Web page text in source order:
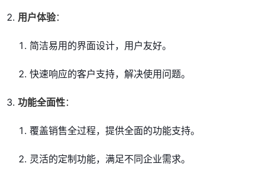
用户体验：
简洁易用的界面设计，用户友好。
快速响应的客户支持，解决使用问题。
功能全面性：
覆盖销售全过程，提供全面的功能支持。
灵活的定制功能，满足不同企业需求。